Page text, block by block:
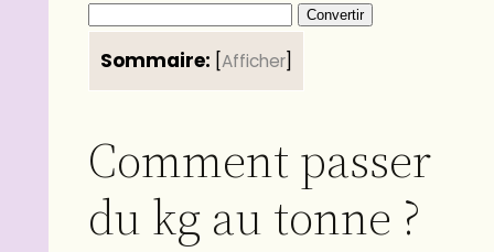
Convertir
Sommaire: Afficher
Comment passer
du kg au tonne ?